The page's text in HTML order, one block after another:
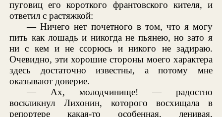
пуговиц его короткого франтовского кителя, и
ответил с растяжкой:
— Ничего нет почетного в том, что я могу
пить как лошадь и никогда не пьянею, но зато я
ни с кем и не ссорюсь и никого не задираю.
Очевидно, эти хорошие стороны моего характера
здесь достаточно известны, а потому мне
оказывают доверие.
— Ах, молодчинище! — радостно
воскликнул Лихонин, которого восхищала в
репортере какая-то особенная, ленивая,